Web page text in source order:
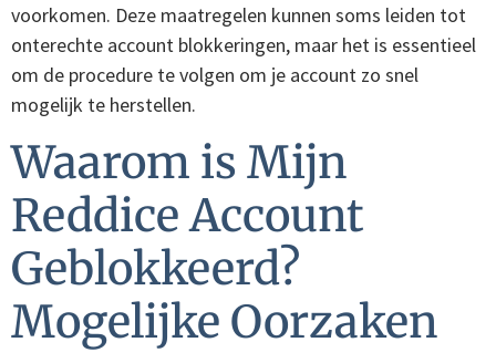
voorkomen. Deze maatregelen kunnen soms leiden tot
onterechte account blokkeringen, maar het is essentieel
om de procedure te volgen om je account zo snel
mogelijk te herstellen.
Waarom is Mijn
Reddice Account
Geblokkeerd?
Mogelijke Oorzaken